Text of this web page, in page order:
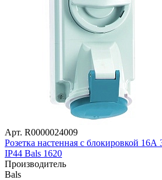
Арт. R0000024009
Розетка настенная с блокировкой
IP44 Bals 1620
Производитель
Bals